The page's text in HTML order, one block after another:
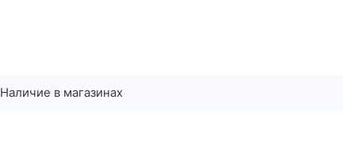
Наличие в магазинах